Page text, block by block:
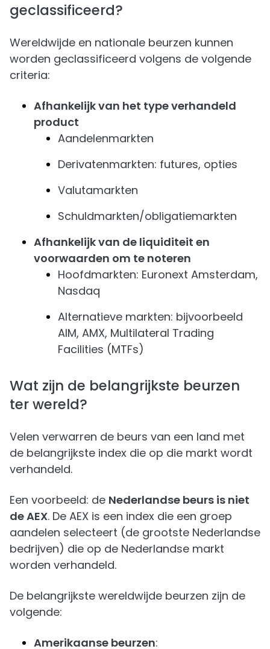
geclassificeerd?
Wereldwijde en nationale beurzen kunnen
worden geclassificeerd volgens de volgende
criteria:
Afhankelijk van het type verhandeld
product
Aandelenmarkten
Derivatenmarkten: futures, opties
Valutamarkten
Schuldmarkten/obligatiemarkten
Afhankelijk van de liquiditeit en
voorwaarden om te noteren
Hoofdmarkten: Euronext Amsterdam,
Nasdaq
Alternatieve markten: bijvoorbeeld
AIM, AMX, Multilateral Trading
Facilities (MTFs)
Wat zijn de belangrijkste beurzen
ter wereld?
Velen verwarren de beurs van een land met
de belangrijkste index die op die markt wordt
verhandeld.
Een voorbeeld: de Nederlandse beurs is niet
de AEX. De AEX is een index die een groep
aandelen selecteert (de grootste Nederlandse
bedrijven) die op de Nederlandse markt
worden verhandeld.
De belangrijkste wereldwijde beurzen zijn de
volgende:
Amerikaanse beurzen: